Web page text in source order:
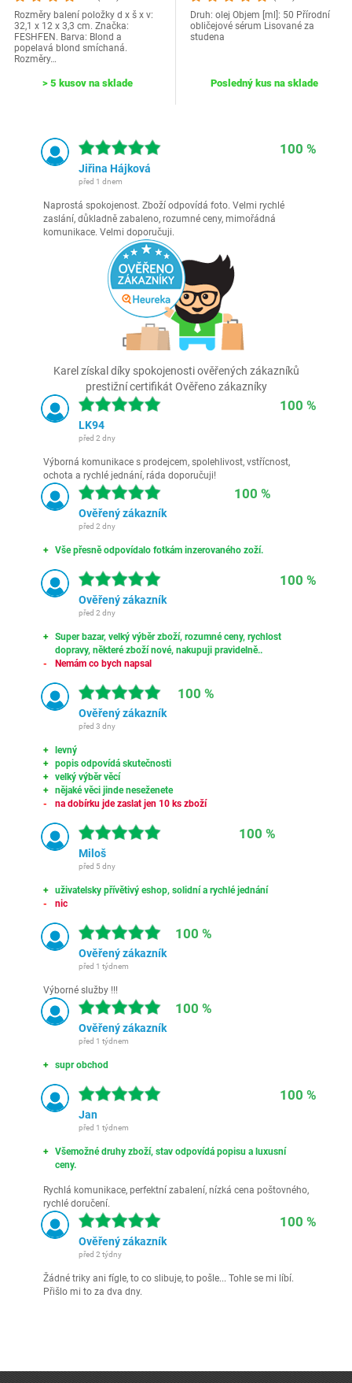
Rozměry balení položky d x š x v:
32,1 x 12 x 3,3 cm. Značka:
FESHFEN. Barva: Blond a
popelavá blond smíchaná.
Rozměry…
> 5 kusov na sklade
Druh: olej Objem [ml]: 50 Přírodní
obličejové sérum Lisované za
studena
Posledný kus na sklade
100 %
Jiřina Hájková
před 1 dnem
Naprostá spokojenost. Zboží odpovídá foto. Velmi rychlé
zaslání, důkladně zabaleno, rozumné ceny, mimořádná
komunikace. Velmi doporučuji.
Karel získal díky spokojenosti ověřených zákazníků
prestižní certifikát Ověřeno zákazníky
100 %
LK94
před 2 dny
Výborná komunikace s prodejcem, spolehlivost, vstřícnost,
ochota a rychlé jednání, ráda doporučuji!
100 %
Ověřený zákazník
před 2 dny
Vše přesně odpovídalo fotkám inzerovaného zoží.
100 %
Ověřený zákazník
před 2 dny
Super bazar, velký výběr zboží, rozumné ceny, rychlost
dopravy, některé zboží nové, nakupuji pravidelně..
Nemám co bych napsal
100 %
Ověřený zákazník
před 3 dny
levný
popis odpovídá skutečnosti
velký výběr věcí
nějaké věci jinde neseženete
na dobírku jde zaslat jen 10 ks zboží
100 %
Miloš
před 5 dny
uživatelsky přívětivý eshop, solidní a rychlé jednání
nic
100 %
Ověřený zákazník
před 1 týdnem
Výborné služby !!!
100 %
Ověřený zákazník
před 1 týdnem
supr obchod
100 %
Jan
před 1 týdnem
Všemožné druhy zboží, stav odpovídá popisu a luxusní
ceny.
Rychlá komunikace, perfektní zabalení, nízká cena poštovného,
rychlé doručení.
100 %
Ověřený zákazník
před 2 týdny
Žádné triky ani fígle, to co slibuje, to pošle... Tohle se mi líbí.
Přišlo mi to za dva dny.